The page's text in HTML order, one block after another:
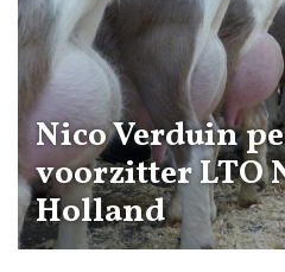
Nico Verduin
voorzitter LTO
Holland